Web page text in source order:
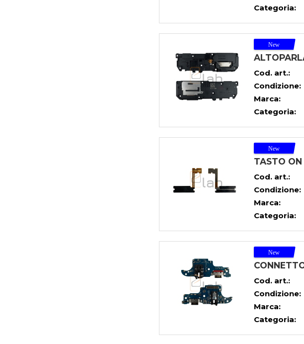
Categoria:
Cod. art.:
Condizione:
Marca:
Categoria:
TASTO ON
Cod. art.:
Condizione:
Marca:
Categoria:
Cod. art.:
Condizione:
Marca:
Categoria: